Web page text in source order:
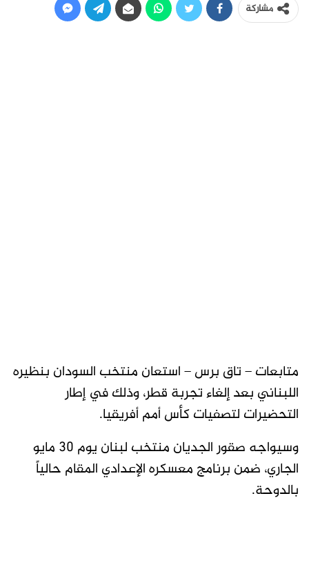
مشاركة
متابعات – تاق برس – استعان منتخب السودان بنظيره
اللبناني بعد إلغاء تجربة قطر، وذلك في إطار
التحضيرات لتصفيات كأس أمم أفريقيا.
وسيواجه صقور الجديان منتخب لبنان يوم 30 مايو
الجاري، ضمن برنامج معسكره الإعدادي المقام حالياً
بالدوحة.